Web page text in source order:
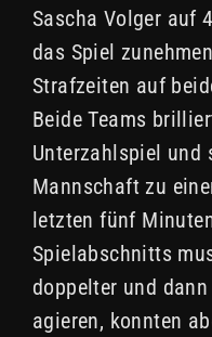
Sascha Volger auf
das Spiel
Strafzeiten auf
Beide Teams
Unterzahlspiel und
Mannschaft zu
letzten fünf
Spielabschnitts
doppelter und
agieren, konnten